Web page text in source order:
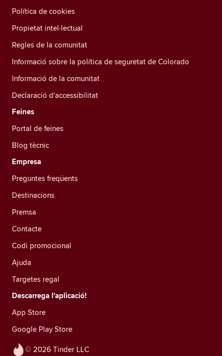
© 2026 Tinder LLC
Política de cookies
Propietat intel·lectual
Regles de la comunitat
Informació sobre la política de seguretat de Colorado
Informació de la comunitat
Declaració d'accessibilitat
Feines
Portal de feines
Blog tècnic
Empresa
Preguntes freqüents
Destinacions
Premsa
Contacte
Codi promocional
Ajuda
Targetes regal
Descarrega l'aplicació!
App Store
Google Play Store